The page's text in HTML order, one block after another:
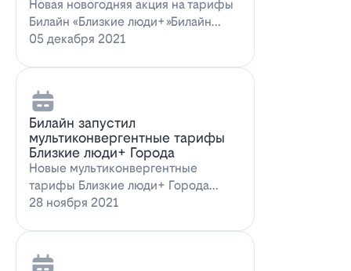
Новая новогодняя акция на тарифы
Билайн «Близкие люди+»Билайн
предлагает новогоднее пред…
05 декабря 2021
Билайн запустил
мультиконвергентные тарифы
Близкие люди+ Города
Новые мультиконвергентные
тарифы Близкие люди+ Города
от БилайнОператор Билайн радует
28 ноября 2021